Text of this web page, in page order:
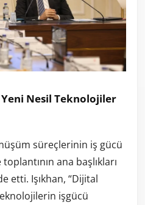
Nesil Teknolojiler
süreçlerinin iş gücü
ana başlıkları
etti. Işıkhan, “Dijital
işgücü